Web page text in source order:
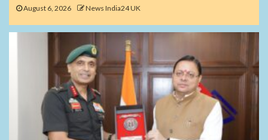
August 6, 2026 News India24 UK